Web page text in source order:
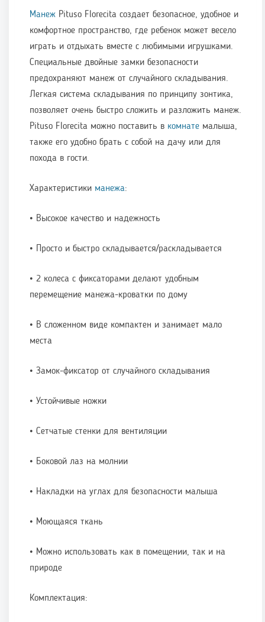
Манеж Pituso Florecita создает безопасное, удобное и
комфортное пространство, где ребенок может весело
играть и отдыхать вместе с любимыми игрушками.
Специальные двойные замки безопасности
предохраняют манеж от случайного складывания.
Легкая система складывания по принципу зонтика,
позволяет очень быстро сложить и разложить манеж.
Pituso Florecita можно поставить в комнате малыша,
также его удобно брать с собой на дачу или для
похода в гости.
Характеристики манежа:
• Высокое качество и надежность
• Просто и быстро складывается/раскладывается
• 2 колеса с фиксаторами делают удобным
перемещение манежа-кроватки по дому
• В сложенном виде компактен и занимает мало
места
• Замок-фиксатор от случайного складывания
• Устойчивые ножки
• Сетчатые стенки для вентиляции
• Боковой лаз на молнии
• Накладки на углах для безопасности малыша
• Моющаяся ткань
• Можно использовать как в помещении, так и на
природе
Комплектация: